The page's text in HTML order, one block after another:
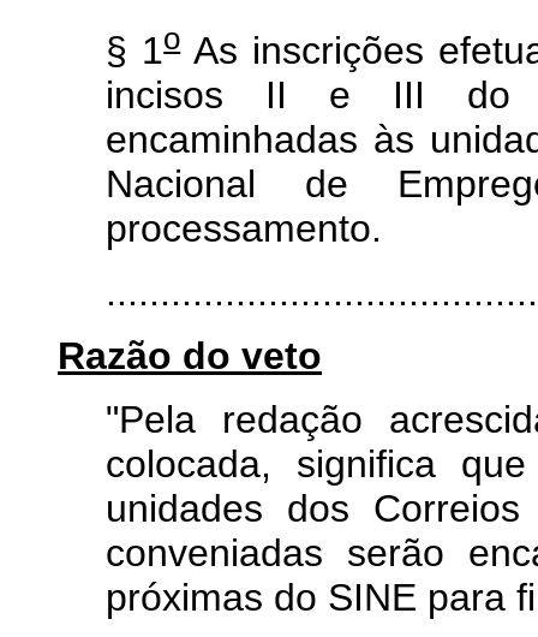
§ 1oAs inscrições
incisos II e III
encaminhadas às
Nacional de
processamento.
Razão do veto
"Pela redação
colocada, significa
unidades dos
conveniadas serão
próximas do SINE para